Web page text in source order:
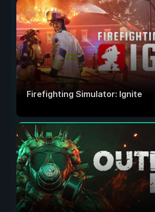
Firefighting Simulator: Ignite